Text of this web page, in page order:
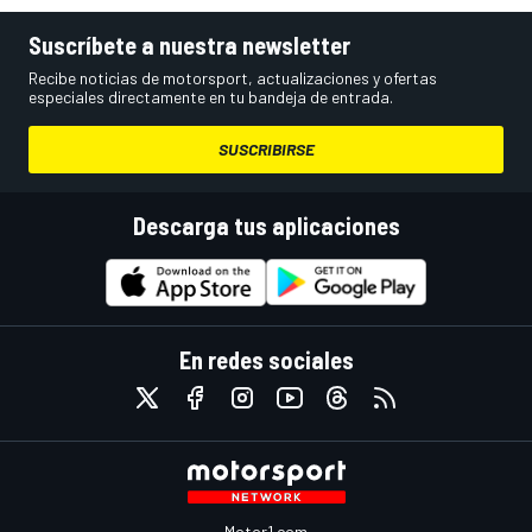
Suscríbete a nuestra newsletter
Recibe noticias de motorsport, actualizaciones y ofertas
especiales directamente en tu bandeja de entrada.
SUSCRIBIRSE
Descarga tus aplicaciones
En redes sociales